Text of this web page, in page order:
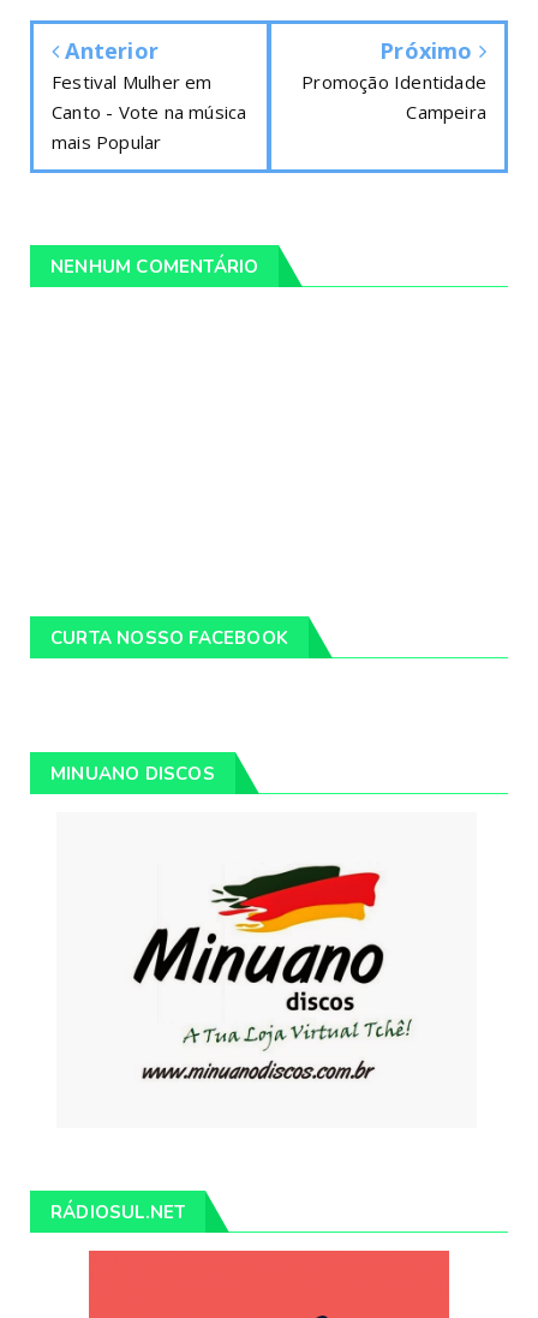
Anterior
Festival Mulher em
Canto - Vote na música
mais Popular
Próximo
Promoção Identidade
Campeira
NENHUM COMENTÁRIO
CURTA NOSSO FACEBOOK
MINUANO DISCOS
RÁDIOSUL.NET